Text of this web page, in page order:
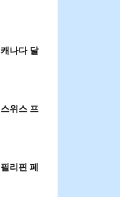
나다 달
위스 프
리핀 페